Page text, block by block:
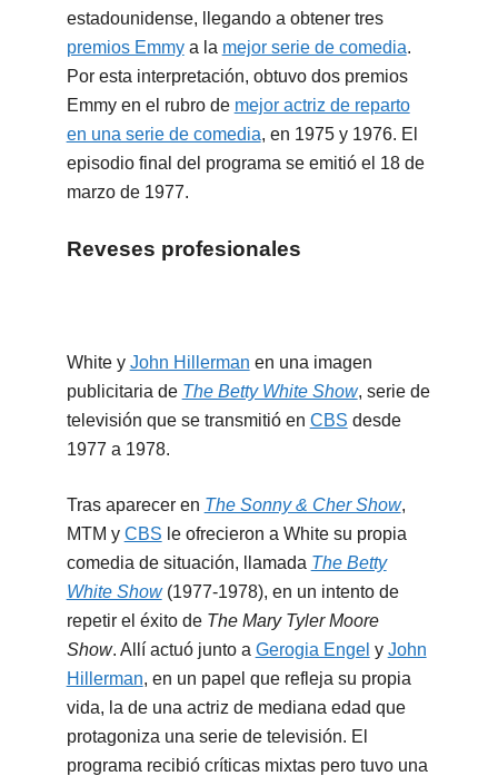
estadounidense, llegando a obtener tres
premios Emmya la mejor serie de comedia.
Por esta interpretación, obtuvo dos premios
Emmy en el rubro de mejor actriz de reparto
en una serie de comedia, en 1975 y 1976. El
episodio final del programa se emitió el 18 de
marzo de 1977.
Reveses profesionales
White y John Hillerman en una imagen
publicitaria de The Betty White Show, serie de
televisión que se transmitió en CBS desde
1977 a 1978.
Tras aparecer en The Sonny & Cher Show,
MTM y CBS le ofrecieron a White su propia
comedia de situación, llamada The Betty
White Show(1977-1978), en un intento de
repetir el éxito de The Mary Tyler Moore
Show. Allí actuó junto a Gerogia Engel y John
Hillerman, en un papel que refleja su propia
vida, la de una actriz de mediana edad que
protagoniza una serie de televisión. El
programa recibió críticas mixtas pero tuvo una